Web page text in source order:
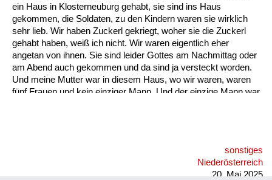
Frauen, Mütter, Kinder
Versorgung
Heimkehrer
Fluchtgeschichten
ein Haus in Klosterneuburg gehabt, sie sind ins Haus
gekommen, die Soldaten, zu den Kindern waren sie wirklich
sehr lieb. Wir haben Zuckerl gekriegt, woher sie die Zuckerl
gehabt haben, weiß ich nicht. Wir waren eigentlich eher
angetan von ihnen. Sie sind leider Gottes am Nachmittag oder
am Abend auch gekommen und da sind ja versteckt worden.
Und meine Mutter war in diesem Haus, wo wir waren, waren
fünf Frauen und kein einziger Mann. Und der einzige Mann war
Die Russen sind da!“ und „Kommandatura“. Und tatsächlich
sind in den meisten Fällen Minuten nachher ist ein Wagen
sonstiges
Niederösterreich
20. Mai 2025